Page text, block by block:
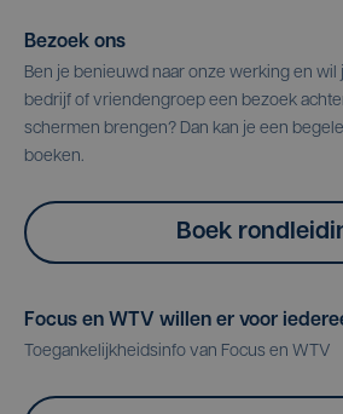
Bezoek ons
Ben je benieuwd naar onze werking en
bedrijf of vriendengroep een bezoek
schermen brengen? Dan kan je een
boeken.
Boek
Focus en WTV willen er voor
Toegankelijkheidsinfo van Focus en WTV